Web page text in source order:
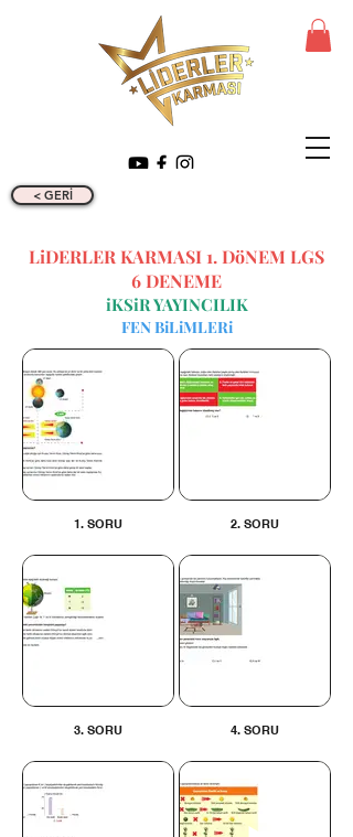
< GERİ
LiDERLER KARMASI 1. DöNEM LGS
6 DENEME
iKSiR YAYINCILIK
FEN BiLiMLERi
1. SORU 2. SORU
3. SORU 4. SORU